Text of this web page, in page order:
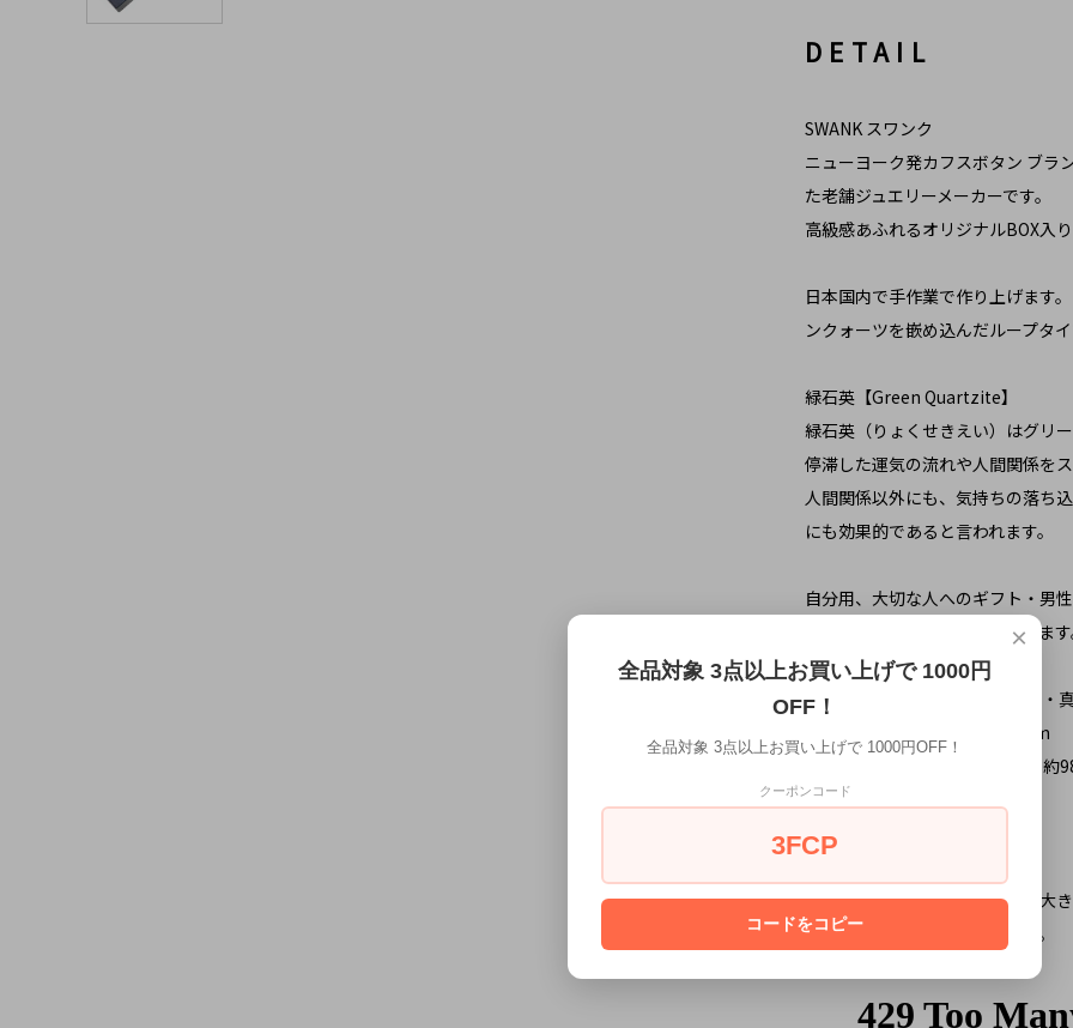
DETAIL
SWANK スワンク
ニューヨーク発カフスボタン ブラ
た老舗ジュエリーメーカーです。
高級感あふれるオリジナルBOX入
日本国内で手作業で作り上げます
ンクォーツを嵌め込んだループタ
緑石英【Green Quartzite】
緑石英（りょくせきえい）はグリ
停滞した運気の流れや人間関係を
人間関係以外にも、気持ちの落ち
にも効果的であると言われます。
自分用、大切な人へのギフト・男
専用のケースにいれてお届けしま
素材：緑石英 グリーンクォーツ・
ヘッドサイズ：約3.4cm x 2.7cm
紐サイズ：直径 約0.4cm x 全長 約
生産国：日本製
・天然素材の為、色・柄・形・大
がございます。ご了承ください。
×
全品対象 3点以上お買い上げで 1000円
OFF！
全品対象 3点以上お買い上げで 1000円OFF！
クーポンコード
3FCP
コードをコピー